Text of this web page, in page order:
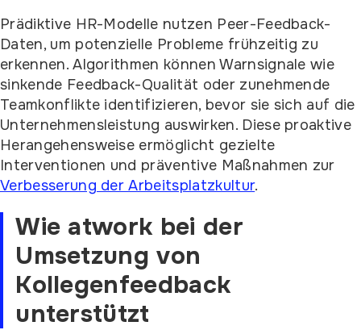
Prädiktive HR-Modelle nutzen Peer-Feedback-
Daten, um potenzielle Probleme frühzeitig zu
erkennen. Algorithmen können Warnsignale wie
sinkende Feedback-Qualität oder zunehmende
Teamkonflikte identifizieren, bevor sie sich auf die
Unternehmensleistung auswirken. Diese proaktive
Herangehensweise ermöglicht gezielte
Interventionen und präventive Maßnahmen zur
Verbesserung der Arbeitsplatzkultur.
Wie atwork bei der
Umsetzung von
Kollegenfeedback
unterstützt